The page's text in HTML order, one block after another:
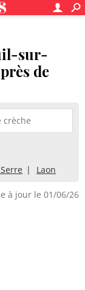
sur-
de
Laon
à jour le 01/06/26